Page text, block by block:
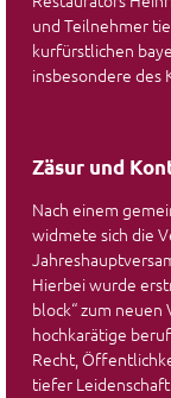
und Teilnehmer
kurfürstlichen
insbesondere des
Zäsur und
Nach einem
widmete sich die
Hierbei wurde
block“ zum
hochkarätige
Recht,
tiefer